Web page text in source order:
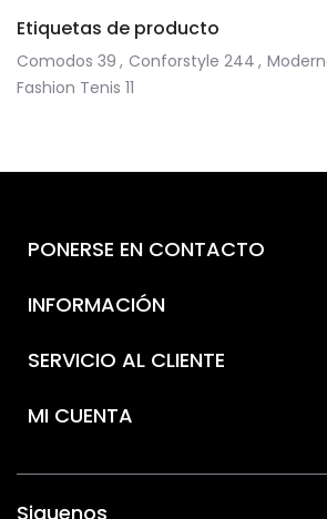
Etiquetas de producto
Comodos 39 , Conforstyle 244 ,
Fashion Tenis 11
PONERSE EN CONTACTO
INFORMACIÓN
SERVICIO AL CLIENTE
MI CUENTA
Siguenos